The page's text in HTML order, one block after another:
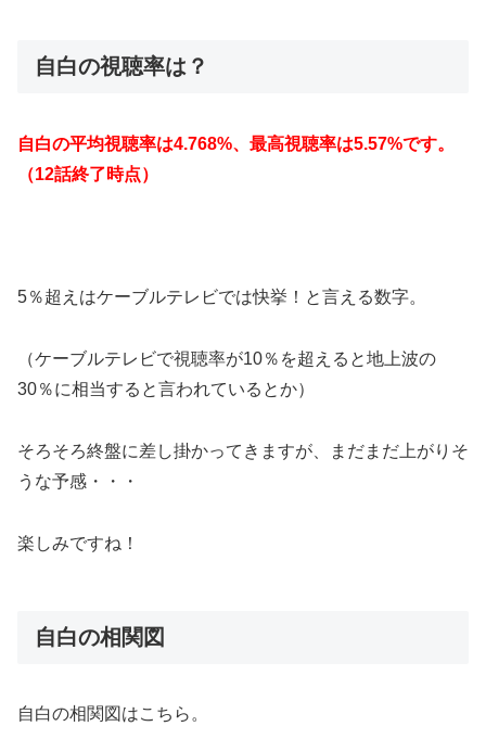
自白の視聴率は？
自白の平均視聴率は4.768%、最高視聴率は5.57%です。
（12話終了時点）
5％超えはケーブルテレビでは快挙！と言える数字。
（ケーブルテレビで視聴率が10％を超えると地上波の
30％に相当すると言われているとか）
そろそろ終盤に差し掛かってきますが、まだまだ上がりそ
うな予感・・・
楽しみですね！
自白の相関図
自白の相関図はこちら。